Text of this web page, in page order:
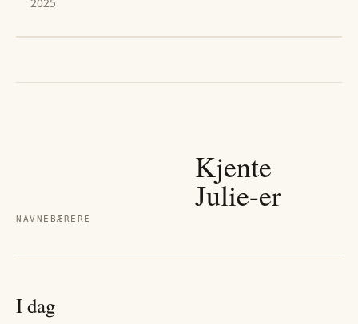
NAVNEBÆRERE
Kjente
Julie-er
I dag